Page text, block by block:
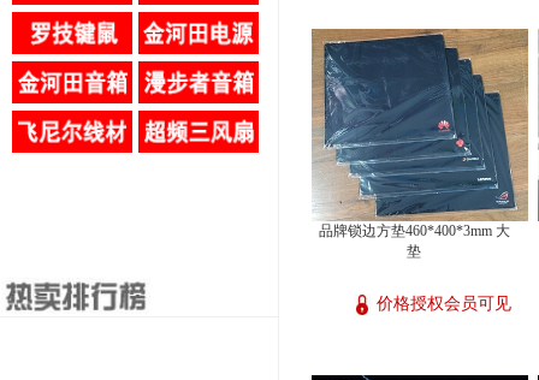
品牌锁边方垫460*400*3mm 大
垫
价格授权会员可见